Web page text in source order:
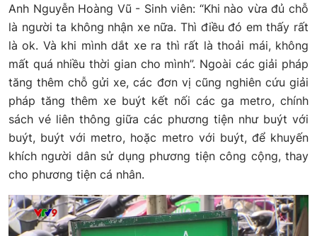
Anh Nguyễn Hoàng Vũ - Sinh viên: “Khi nào vừa đủ chỗ
là người ta không nhận xe nữa. Thì điều đó em thấy rất
là ok. Và khi mình dắt xe ra thì rất là thoải mái, không
mất quá nhiều thời gian cho mình”. Ngoài các giải pháp
tăng thêm chỗ gửi xe, các đơn vị cũng nghiên cứu giải
pháp tăng thêm xe buýt kết nối các ga metro, chính
sách vé liên thông giữa các phương tiện như buýt với
buýt, buýt với metro, hoặc metro với buýt, để khuyến
khích người dân sử dụng phương tiện công cộng, thay
cho phương tiện cá nhân.